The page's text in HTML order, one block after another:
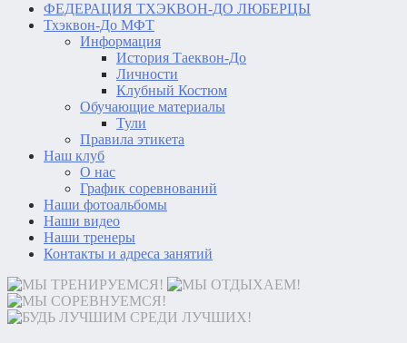
ФЕДЕРАЦИЯ ТХЭКВОН-ДО ЛЮБЕРЦЫ
Тхэквон-До МФТ
Информация
История Таеквон-До
Личности
Клубный Костюм
Обучающие материалы
Тули
Правила этикета
Наш клуб
О нас
График соревнований
Наши фотоальбомы
Наши видео
Наши тренеры
Контакты и адреса занятий